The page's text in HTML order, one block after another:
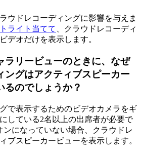
ウドレコーディングに影響を与えま
ライト当てて
、クラウドレコーディ
デオだけを表示します。
ラリービューのときに、なぜ
ングはアクティブスピーカー
るのでしょうか？
で表示するためのビデオカメラをギ
している2名以上の出席者が必要で
ンになっていない場合、クラウドレ
ブスピーカービューを表示します。